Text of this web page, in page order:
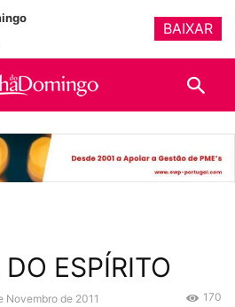
ESPÍRITO
Novembro de 2011 170
BAIXAR